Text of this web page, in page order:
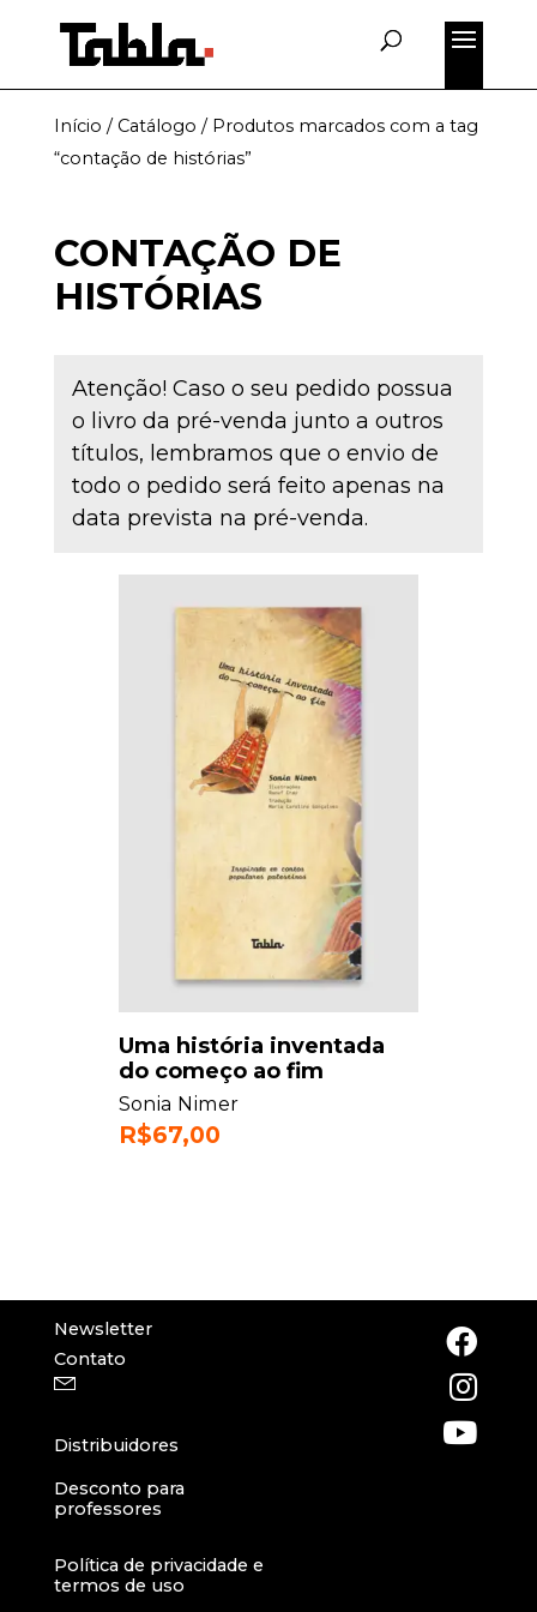
Início / Catálogo / Produtos marcados com a tag
“contação de histórias”
CONTAÇÃO DE
HISTÓRIAS
Atenção! Caso o seu pedido possua
o livro da pré-venda junto a outros
títulos, lembramos que o envio de
todo o pedido será feito apenas na
data prevista na pré-venda.
Uma história inventada
do começo ao fim
Sonia Nimer
R$67,00
Newsletter
Contato
Distribuidores
Desconto para
professores
Política de privacidade e
termos de uso